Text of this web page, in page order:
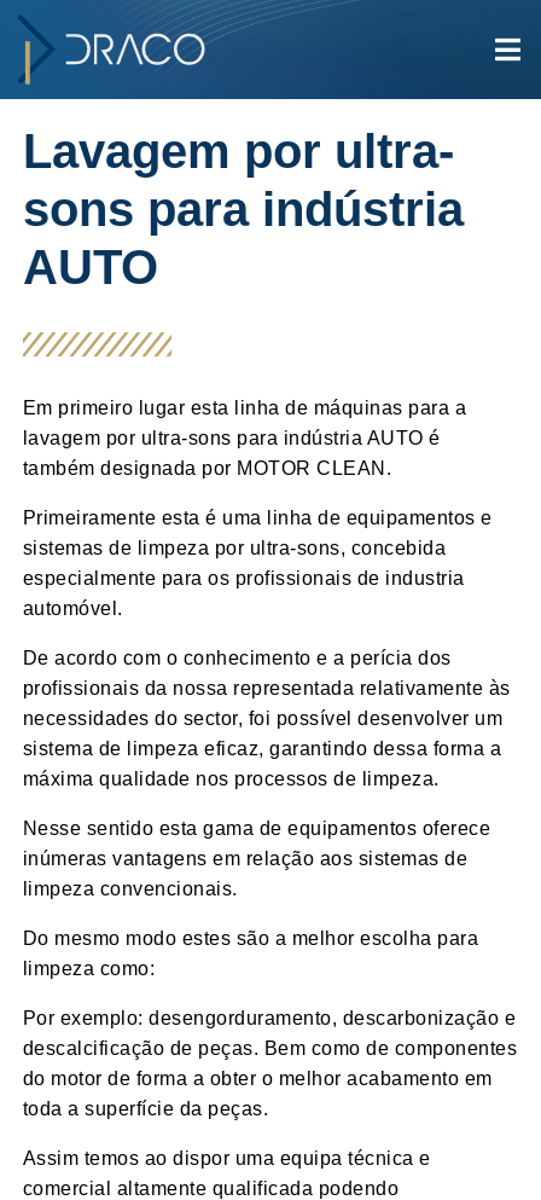
Lavagem por ultra-
sons para indústria
AUTO
Em primeiro lugar esta linha de máquinas para a
lavagem por ultra-sons para indústria AUTO é
também designada por MOTOR CLEAN.
Primeiramente esta é uma linha de equipamentos e
sistemas de limpeza por ultra-sons, concebida
especialmente para os profissionais de industria
automóvel.
De acordo com o conhecimento e a perícia dos
profissionais da nossa representada relativamente às
necessidades do sector, foi possível desenvolver um
sistema de limpeza eficaz, garantindo dessa forma a
máxima qualidade nos processos de limpeza.
Nesse sentido esta gama de equipamentos oferece
inúmeras vantagens em relação aos sistemas de
limpeza convencionais.
Do mesmo modo estes são a melhor escolha para
limpeza como:
Por exemplo: desengorduramento, descarbonização e
descalcificação de peças. Bem como de componentes
do motor de forma a obter o melhor acabamento em
toda a superfície da peças.
Assim temos ao dispor uma equipa técnica e
comercial altamente qualificada podendo